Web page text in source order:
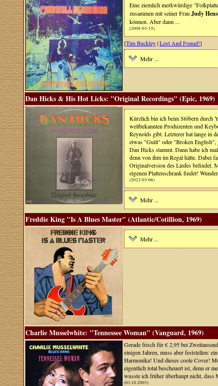
Eine ziemlich merkwürdige
zusammen mit seiner Frau Judy
können. Aber dann ...
(2008-03-15)
[Tim Buckley|Lost And Found!]
Mehr ...
Dan Hicks & His Hot Licks: "Original Recordings" (Epic, 1969)
Kürzlich bin ich beim Stöbern durch
weltbekannten Produzenten und
Reynolds gibt. Letzterer hat lange in
etwas "Guilt" oder "Broken English",
Dan Hicks stammt. Dann habe ich
denn von ihm im Regal hätte. Dabei
Originalversion des Liedes befindet.
eigenen Plattenschrank findet!
(2022-03-06)
Mehr ...
Freddie King "Is A Blues Master" (Atlantic/Cotillion, 1969)
Mehr ...
Charlie Musselwhite: "Tennessee Woman" (Vanguard, 1969)
Gerade frisch für € 2,95 bei
einigen Jahren, muss aber feststellen:
Harmonika! Und dieses coole Cover!
eigentlich total bescheuert ist, denn er
wusste ich früher überhaupt nicht, dass
(03.10.2003)